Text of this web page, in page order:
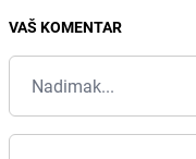
VAŠ KOMENTAR